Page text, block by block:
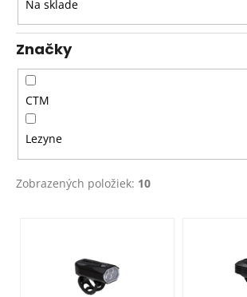
u
k
t
o
v
Na sklade
Značky
CTM
Lezyne
Zobrazených položiek: 10